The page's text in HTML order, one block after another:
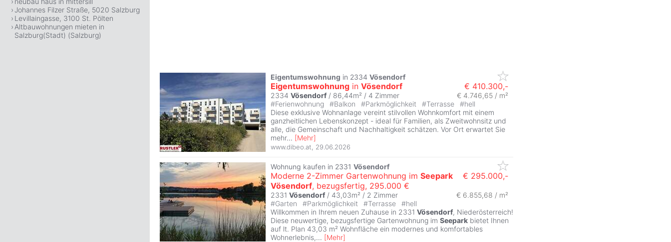
Eigentumswohnung in 2334 Vösendorf
Eigentumswohnung in Vösendorf € 410.300,-
2334 Vösendorf / 86,44m² / 4 Zimmer
€ 4.746,65 / m²
#Ferienwohnung #Balkon #Parkmöglichkeit #Terrasse #hell
Diese exklusive Wohnanlage vereint stilvollen Wohnkomfort mit einem
ganzheitlichen Lebenskonzept - ideal für Familien, als Zweitwohnsitz und
alle, die Gemeinschaft und Nachhaltigkeit schätzen. Vor Ort erwartet Sie
mehr... [Mehr]
www.dibeo.at 29.06.2026
Wohnung kaufen in 2331 Vösendorf
Moderne 2-Zimmer Gartenwohnung im Seepark
Vösendorf, bezugsfertig, 295.000 €
€ 295.000,-
2331 Vösendorf / 43,03m² / 2 Zimmer
€ 6.855,68 / m²
#Garten #Parkmöglichkeit #Terrasse #hell
Willkommen in Ihrem neuen Zuhause in 2331 Vösendorf, Niederösterreich!
Diese neuwertige, bezugsfertige Gartenwohnung im Seepark bietet Ihnen
auf lt. Plan 43,03 m² Wohnfläche ein modernes und komfortables
Wohnerlebnis,... [Mehr]
Johannes Filzer Straße, 5020 Salzburg
Levillaingasse, 3100 St. Pölten
Altbauwohnungen mieten in
Salzburg(Stadt) (Salzburg)